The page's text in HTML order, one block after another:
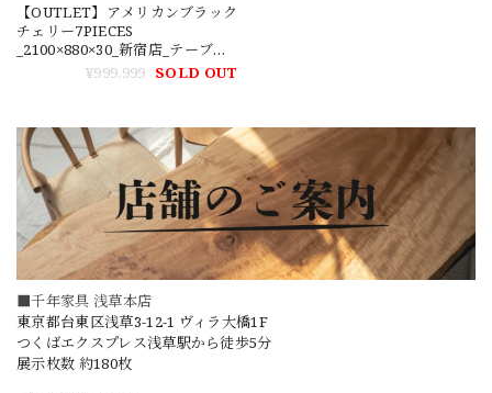
■千年家具 浅草本店
東京都台東区浅草3-12-1 ヴィラ大橋1F
つくばエクスプレス浅草駅から徒歩5分
展示枚数 約180枚
【OUTLET】アメリカンブラック
チェリー7PIECES
_2100×880×30_新宿店_テーブル
天板/2490 t001¥999,999 SOLD OUT